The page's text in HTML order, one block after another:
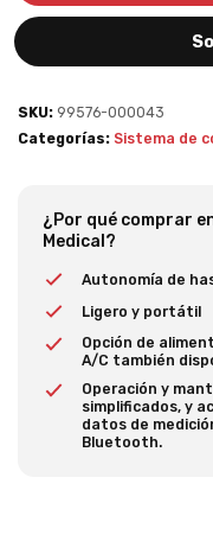
SKU: 99576-000043
Categorías: Sistema de
¿Por qué comprar
Medical?
Autonomía de
Ligero y portátil
Opción de
A/C también
Operación y
simplificados, y
datos de
Bluetooth.